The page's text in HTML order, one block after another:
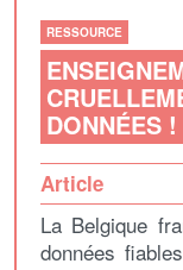
RESSOURCE
DONNÉES !
Article
La Belgique
données